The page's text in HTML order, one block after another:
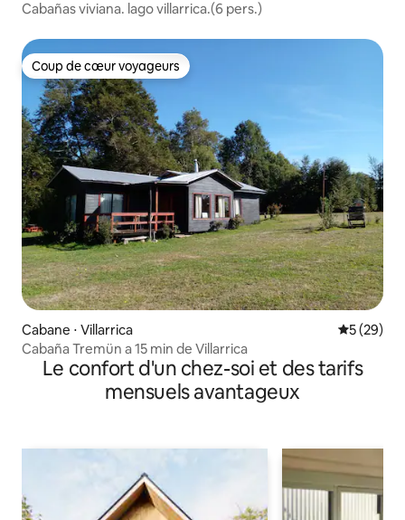
Cabañas viviana. lago villarrica.(6 pers.)
Coup de cœur voyageurs
Coup de cœur voyageurs
Cabane ⋅ Villarrica
5 (29)
Cabaña Tremün a 15 min de Villarrica
Le confort d'un chez-soi et des tarifs
mensuels avantageux